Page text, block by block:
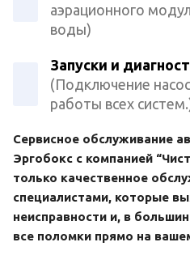
аэрационного
воды)
Запуски и
(Подключение
работы всех
Сервисное обслуживание
Эргобокс с компанией
только качественное
специалистами, которые
неисправности и, в
все поломки прямо на